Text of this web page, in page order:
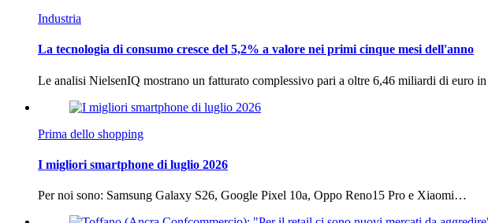
Industria
La tecnologia di consumo cresce del 5,2% a valore nei primi cinque mesi dell'anno
Le analisi NielsenIQ mostrano un fatturato complessivo pari a oltre 6,46 miliardi di euro
Prima dello shopping
I migliori smartphone di luglio 2026
Per noi sono: Samsung Galaxy S26, Google Pixel 10a, Oppo Reno15 Pro e Xiaomi…